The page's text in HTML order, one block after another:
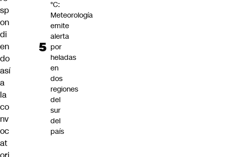
sp
on
di
en
do
así
a
la
co
nv
oc
at
°C:
Meteorología
emite
alerta
por
heladas
en
dos
regiones
del
sur
del
país